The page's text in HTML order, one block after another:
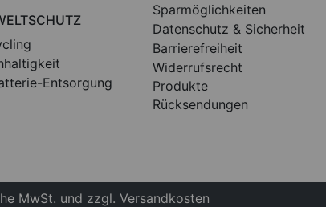
Entsorgung
Sparmöglichkeiten
Datenschutz & Sicherheit
Barrierefreiheit
Widerrufsrecht
Produkte
Rücksendungen
MwSt. und zzgl. Versandkosten